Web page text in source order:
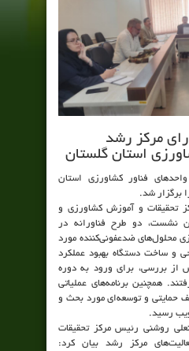
مرکز رشد
استان گلستان
فناور کشاورزی استان
برگزار شد.
تحقیقات و آموزش کشاورزی و
نشست، دو طرح فناورانه در
محلول‌های ضدعفونی‌کننده مورد
و ساخت دستگاه بهبود عملکرد
از بررسی، برای ورود به دوره
همچنین برنامه‌های عملیاتی
حمایتی و توسعه‌ای مورد بحث و
رسید.
روشنی رئیس مرکز تحقیقات
مرکز رشد بیان کرد: